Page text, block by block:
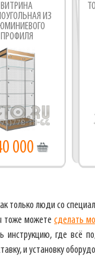
ВИТРИНА
ИЗ
ПРОФИЛЯ
000
только люди со
тоже можетесделать
где всё
и установку